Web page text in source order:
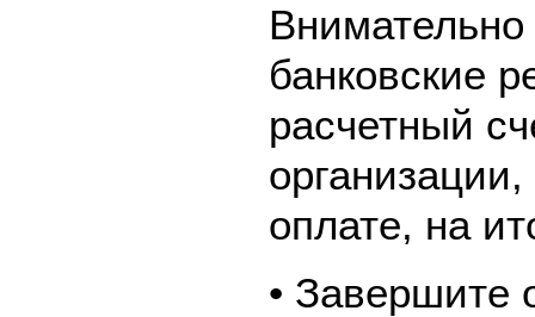
банковские
расчетный
оплате, на
• Завершите